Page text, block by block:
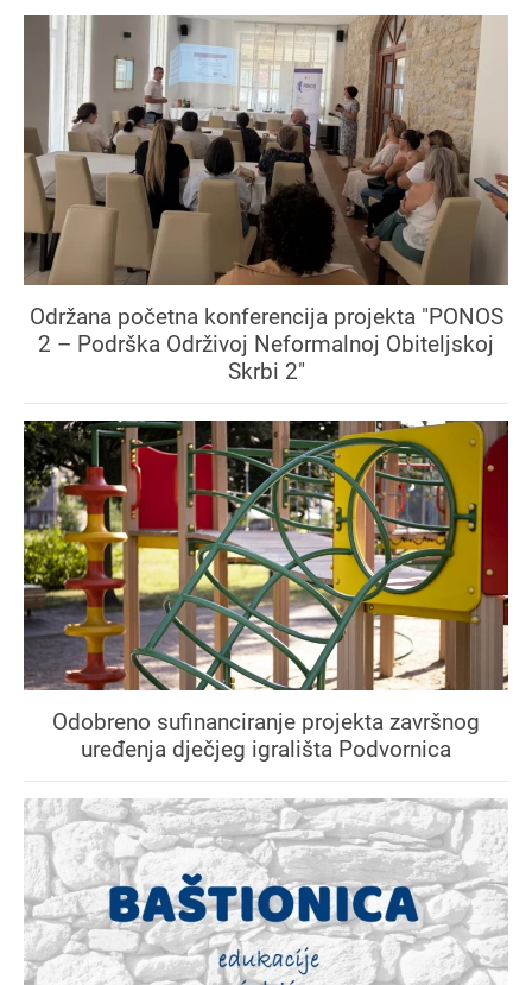
Održana početna konferencija projekta "PONOS
2 – Podrška Održivoj Neformalnoj Obiteljskoj
Skrbi 2"
Odobreno sufinanciranje projekta završnog
uređenja dječjeg igrališta Podvornica